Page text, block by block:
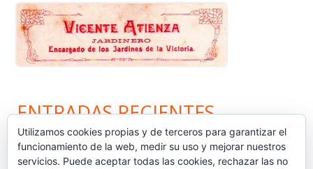
ENTRADAS RECIENTES
Nos vamos de vacaciones #6.660
Utilizamos cookies propias y de terceros para garantizar el
funcionamiento de la web, medir su uso y mejorar nuestros
servicios. Puede aceptar todas las cookies, rechazar las no